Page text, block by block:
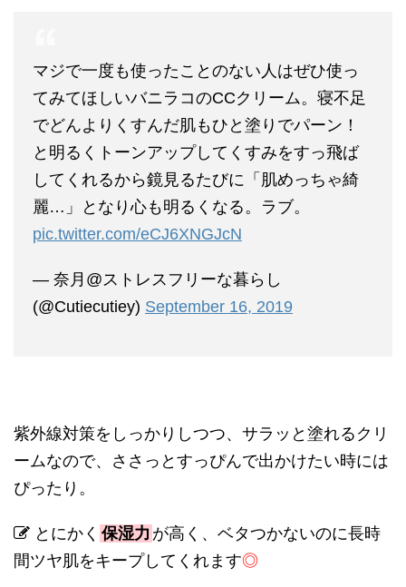
マジで一度も使ったことのない人はぜひ使っ
てみてほしいバニラコのCCクリーム。寝不足
でどんよりくすんだ肌もひと塗りでパーン！
と明るくトーンアップしてくすみをすっ飛ば
してくれるから鏡見るたびに「肌めっちゃ綺
麗…」となり心も明るくなる。ラブ。
pic.twitter.com/eCJ6XNGJcN
— 奈月@ストレスフリーな暮らし
(@Cutiecutiey) September 16, 2019
紫外線対策をしっかりしつつ、サラッと塗れるクリ
ームなので、ささっとすっぴんで出かけたい時には
ぴったり。
とにかく 保湿力 が高く、ベタつかないのに長時
間ツヤ肌をキープしてくれます◎